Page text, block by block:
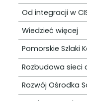
Od integracji w
Wiedzieć więcej
Pomorskie Szlaki
Rozbudowa sieci
Rozwój Ośrodka